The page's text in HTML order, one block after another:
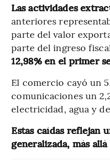
Las actividades
anteriores
parte del valor
parte del ingreso
12,98% en el primer
El comercio cayó un
comunicaciones un
electricidad, agua y
Estas caídas reflejan
generalizada, más